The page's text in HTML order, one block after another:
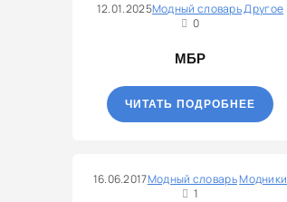
12.01.2025Модный словарьДругое
0
МБР
ЧИТАТЬ ПОДРОБНЕЕ
16.06.2017Модный словарьМодники
1